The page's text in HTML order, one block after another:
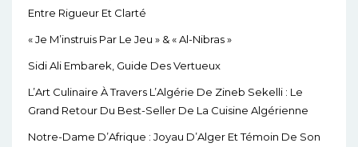
Entre Rigueur Et Clarté
« Je M’instruis Par Le Jeu » & « Al-Nibras »
Sidi Ali Embarek, Guide Des Vertueux
L’Art Culinaire À Travers L’Algérie De Zineb Sekelli : Le
Grand Retour Du Best-Seller De La Cuisine Algérienne
Notre-Dame D’Afrique : Joyau D’Alger Et Témoin De Son